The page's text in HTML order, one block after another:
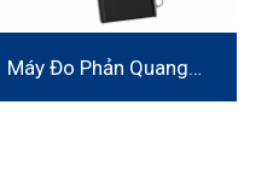
Máy Đo Phản Quang